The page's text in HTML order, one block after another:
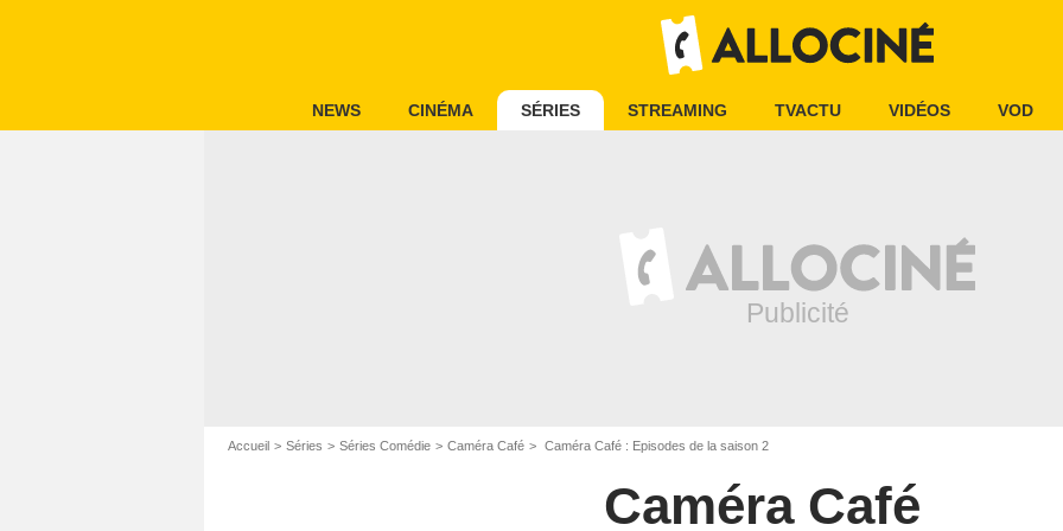
NEWS CINÉMA SÉRIES STREAMING TVACTU VIDÉOS VOD
Accueil Séries Séries Comédie Caméra Café Caméra Café : Episodes de la saison 2
Caméra Café